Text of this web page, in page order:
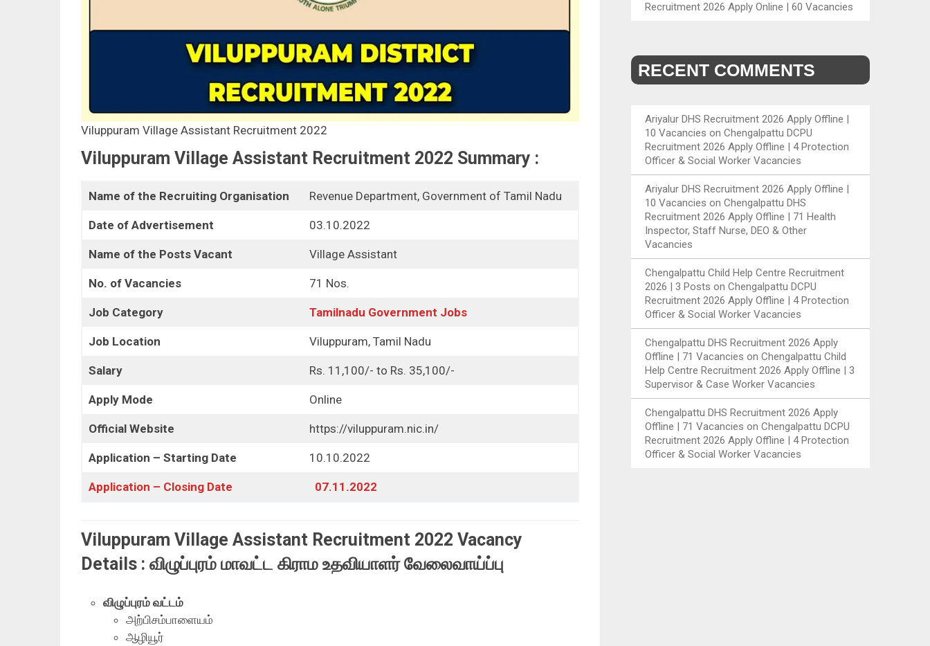
Viluppuram Village Assistant Recruitment 2022
Viluppuram Village Assistant Recruitment 2022 Summary :
Name of the Recruiting Organisation Revenue Department, Government of Tamil Nadu
Date of Advertisement 03.10.2022
Name of the Posts Vacant Village Assistant
No. of Vacancies 71 Nos.
Job Category Tamilnadu Government Jobs
Job Location Viluppuram, Tamil Nadu
Salary Rs. 11,100/- to Rs. 35,100/-
Apply Mode Online
Official Website https://viluppuram.nic.in/
Application – Starting Date 10.10.2022
Application – Closing Date 07.11.2022
Viluppuram Village Assistant Recruitment 2022 Vacancy
Details : விழுப்புரம் மாவட்ட கிராம உதவியாளர் வேலைவாய்ப்பு
விழுப்புரம் வட்டம்
அற்பிசம்பாளையம்
ஆழியூர்
Recruitment 2026 Apply Online | 60 Vacancies
RECENT COMMENTS
Ariyalur DHS Recruitment 2026 Apply Offline |
10 Vacancies on Chengalpattu DCPU
Recruitment 2026 Apply Offline | 4 Protection
Officer & Social Worker Vacancies
Ariyalur DHS Recruitment 2026 Apply Offline |
10 Vacancies on Chengalpattu DHS
Recruitment 2026 Apply Offline | 71 Health
Inspector, Staff Nurse, DEO & Other
Vacancies
Chengalpattu Child Help Centre Recruitment
2026 | 3 Posts on Chengalpattu DCPU
Recruitment 2026 Apply Offline | 4 Protection
Officer & Social Worker Vacancies
Chengalpattu DHS Recruitment 2026 Apply
Offline | 71 Vacancies on Chengalpattu Child
Help Centre Recruitment 2026 Apply Offline | 3
Supervisor & Case Worker Vacancies
Chengalpattu DHS Recruitment 2026 Apply
Offline | 71 Vacancies on Chengalpattu DCPU
Recruitment 2026 Apply Offline | 4 Protection
Officer & Social Worker Vacancies